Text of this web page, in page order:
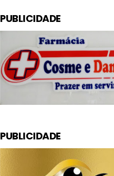
PUBLICIDADE
PUBLICIDADE